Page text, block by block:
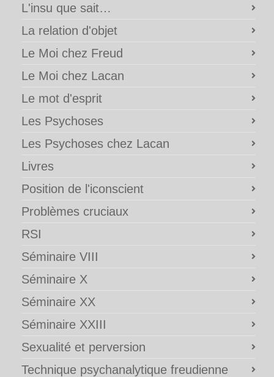
L'insu que sait…
La relation d'objet
Le Moi chez Freud
Le Moi chez Lacan
Le mot d'esprit
Les Psychoses
Les Psychoses chez Lacan
Livres
Position de l'iconscient
Problèmes cruciaux
RSI
Séminaire VIII
Séminaire X
Séminaire XX
Séminaire XXIII
Sexualité et perversion
Technique psychanalytique freudienne